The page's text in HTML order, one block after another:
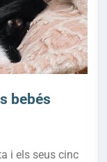
bebés
i els seus cinc